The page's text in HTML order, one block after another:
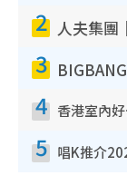
2
3
4
5